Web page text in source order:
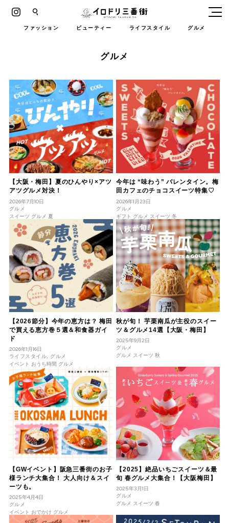
ファッション ビューティー ライフスタイル グルメ
Instagram
グルメ
【大阪・梅田】夏のひんやり×アツ
アツグルメ対決！
2026年7月10日
グルメ
スイーツ グルメ 夏
今年は “味わう” バレンタイン。梅
田カフェのチョコスイーツ特集♡
2026年1月23日
グルメ
ギフト グルメ スイーツ 冬
【2026節分】今年の恵方は？ 梅田
で買える恵方巻５選＆和食器ガイ
ド
2026年1月16日
ライフスタイル, グルメ
イベント おうち時間 グルメ
秋が旬！ 芋栗南瓜が主役のスイー
ツ＆グルメ14選【大阪・梅田】
2025年9月2日
グルメ
グルメ スイーツ 秋
【GWイベント】阪急三番街のお子
様ランチ大集合！ 大人向け＆スイ
ーツも。
2025年4月4日
グルメ
イベント おでかけ グルメ
【2025】絶品いちごスイーツ＆最
旬 春グルメ大集合！【大阪梅田】
2025年3月1日
グルメ
グルメ スイーツ 春